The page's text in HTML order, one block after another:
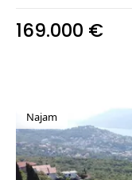
169.000 €
Najam